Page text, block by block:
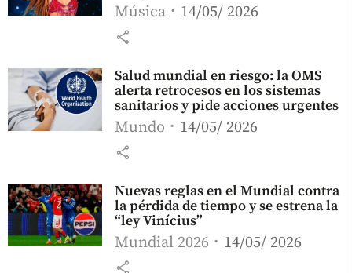
Música 14/05/ 2026
share
Salud mundial en riesgo: la OMS
alerta retrocesos en los sistemas
sanitarios y pide acciones urgentes
Mundo 14/05/ 2026
share
Nuevas reglas en el Mundial contra
la pérdida de tiempo y se estrena la
“ley Vinícius”
Mundial 2026 14/05/ 2026
share